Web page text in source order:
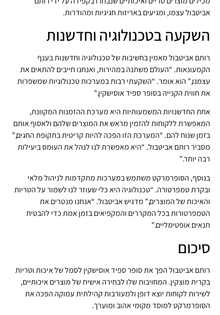
אביטבול עצמו, ומגיעים באריזות חגיגיות ומהודרות.
השקעה בטכנולוגיה וחדשנות
רותם אביטבול מאמין בחשיבות של טכנולוגיה וחדשנות בענף
הקמעונאות. “העולם משתנה במהירות, ואנחנו חייבים להתאים את
עצמנו,” הוא אומר. “השקעתי רבות במערכות טכנולוגיות שמשפרות
את חווית הקנייה בסופר ספיד אוסישקין.”
אחת החדשנויות המשמעותיות היא מערכת ההזמנות המקוונת,
המאפשרת ללקוחות להזמין מראש את המוצרים שלהם ולאסוף אותם
בזמן שנוח להם. “המערכת הזו הפכה להיות קריטית בתקופת החגים,”
מסביר רותם אביטבול. “היא מאפשרת לנו לנהל את העומס ביעילות
רבה יותר.”
בנוסף, הסופרמרקט משתמש במערכות מתקדמות לניהול מלאי
ובקרת טמפרטורה. “טכנולוגיה היא כלי שעוזר לנו לשמור על הטריות
והאיכות של המוצרים,” מדגיש אביטבול. “אנחנו מנטרים את
הטמפרטורות בכל המקררים והמקפיאים בזמן אמת כדי להבטיח
תנאים אופטימליים.”
סיכום
רותם אביטבול הפך את סופר ספיד אוסישקין לסמל של איכות וטריות
בקרית מוצקין. המחויבות שלו לבחירה אישית של מוצרים איכותיים,
לשירות לקוחות יוצא דופן ולמעורבות קהילתית עמוקה הפכה את
הסופרמרקט למוסד מקומי אהוב ומוערך.